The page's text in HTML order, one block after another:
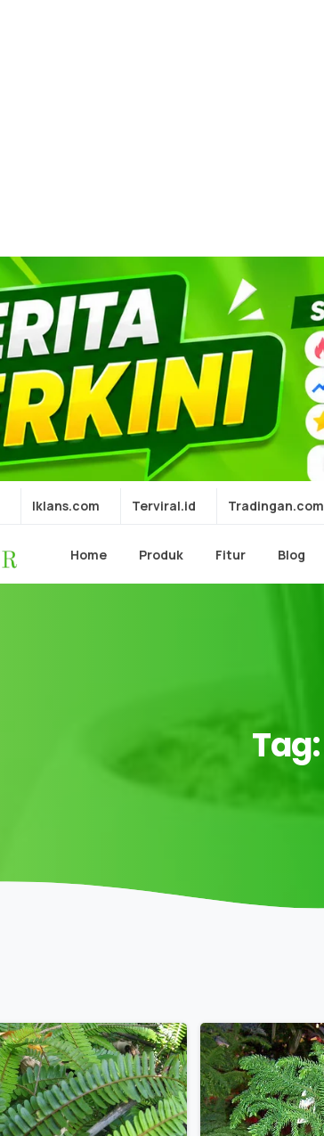
Iklans.com Terviral.id Tradingan.com
Home Produk Fitur Blog
Tag: